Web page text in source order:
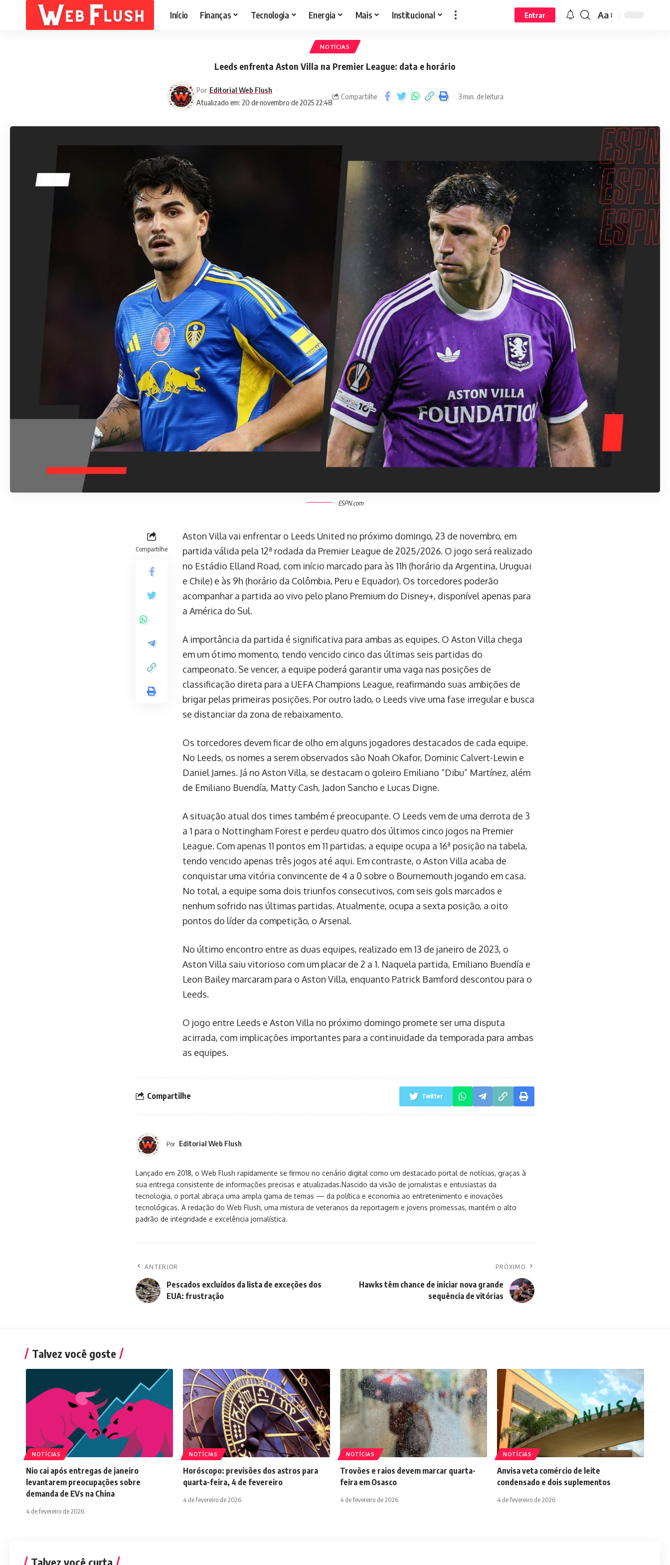
Início Finanças Tecnologia Energia Mais Institucional Entrar Aa
NOTÍCIAS
Leeds enfrenta Aston Villa na Premier League: data e horário
Atualizado em: 20 de novembro de 2025 22:48
Por Editorial Web Flush
Compartilhe 3 min. de leitura
ESPN.com
Compartilhe
Aston Villa vai enfrentar o Leeds United no próximo domingo, 23 de novembro, em
partida válida pela 12ª rodada da Premier League de 2025/2026. O jogo será realizado
no Estádio Elland Road, com início marcado para às 11h (horário da Argentina, Uruguai
e Chile) e às 9h (horário da Colômbia, Peru e Equador). Os torcedores poderão
acompanhar a partida ao vivo pelo plano Premium do Disney+, disponível apenas para
a América do Sul.
A importância da partida é significativa para ambas as equipes. O Aston Villa chega
em um ótimo momento, tendo vencido cinco das últimas seis partidas do
campeonato. Se vencer, a equipe poderá garantir uma vaga nas posições de
classificação direta para a UEFA Champions League, reafirmando suas ambições de
brigar pelas primeiras posições. Por outro lado, o Leeds vive uma fase irregular e busca
se distanciar da zona de rebaixamento.
Os torcedores devem ficar de olho em alguns jogadores destacados de cada equipe.
No Leeds, os nomes a serem observados são Noah Okafor, Dominic Calvert-Lewin e
Daniel James. Já no Aston Villa, se destacam o goleiro Emiliano “Dibu” Martínez, além
de Emiliano Buendía, Matty Cash, Jadon Sancho e Lucas Digne.
A situação atual dos times também é preocupante. O Leeds vem de uma derrota de 3
a 1 para o Nottingham Forest e perdeu quatro dos últimos cinco jogos na Premier
League. Com apenas 11 pontos em 11 partidas, a equipe ocupa a 16ª posição na tabela,
tendo vencido apenas três jogos até aqui. Em contraste, o Aston Villa acaba de
conquistar uma vitória convincente de 4 a 0 sobre o Bournemouth jogando em casa.
No total, a equipe soma dois triunfos consecutivos, com seis gols marcados e
nenhum sofrido nas últimas partidas. Atualmente, ocupa a sexta posição, a oito
pontos do líder da competição, o Arsenal.
No último encontro entre as duas equipes, realizado em 13 de janeiro de 2023, o
Aston Villa saiu vitorioso com um placar de 2 a 1. Naquela partida, Emiliano Buendía e
Leon Bailey marcaram para o Aston Villa, enquanto Patrick Bamford descontou para o
Leeds.
O jogo entre Leeds e Aston Villa no próximo domingo promete ser uma disputa
acirrada, com implicações importantes para a continuidade da temporada para ambas
as equipes.
Compartilhe Twitter
Por Editorial Web Flush
Lançado em 2018, o Web Flush rapidamente se firmou no cenário digital como um destacado portal de notícias, graças à
sua entrega consistente de informações precisas e atualizadas.Nascido da visão de jornalistas e entusiastas da
tecnologia, o portal abraça uma ampla gama de temas — da política e economia ao entretenimento e inovações
tecnológicas. A redação do Web Flush, uma mistura de veteranos da reportagem e jovens promessas, mantém o alto
padrão de integridade e excelência jornalística.
ANTERIOR
Pescados excluídos da lista de exceções dos
EUA: frustração
PRÓXIMO
Hawks têm chance de iniciar nova grande
sequência de vitórias
Talvez você goste
NOTÍCIAS
Nio cai após entregas de janeiro
levantarem preocupações sobre
demanda de EVs na China
4 de fevereiro de 2026
NOTÍCIAS
Horóscopo: previsões dos astros para
quarta-feira, 4 de fevereiro
4 de fevereiro de 2026
NOTÍCIAS
Trovões e raios devem marcar quarta-
feira em Osasco
4 de fevereiro de 2026
NOTÍCIAS
Anvisa veta comércio de leite
condensado e dois suplementos
4 de fevereiro de 2026
Talvez você curta